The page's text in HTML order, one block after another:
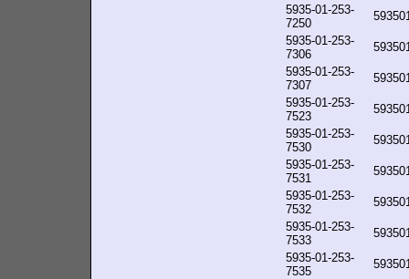
5935-01-253-
7250
5935-01-253-
7306
5935-01-253-
7307
5935-01-253-
7523
5935-01-253-
7530
5935-01-253-
7531
5935-01-253-
7532
5935-01-253-
7533
5935-01-253-
7535